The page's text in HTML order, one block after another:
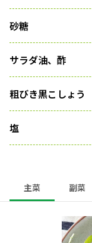
砂糖
サラダ油、酢
粗びき黒こしょう
塩
主菜 副菜